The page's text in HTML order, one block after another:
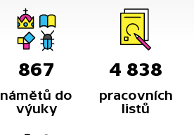
867
námětů do
výuky
4 838
pracovních
listů